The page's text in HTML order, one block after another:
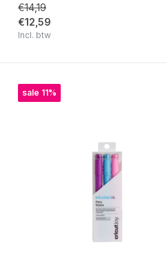
€14,19
€12,59
Incl. btw
sale 11%